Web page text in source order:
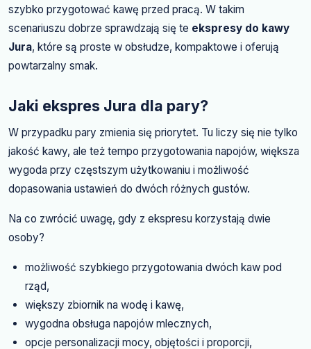
szybko przygotować kawę przed pracą. W takim
scenariuszu dobrze sprawdzają się te ekspresy do kawy
Jura, które są proste w obsłudze, kompaktowe i oferują
powtarzalny smak.
Jaki ekspres Jura dla pary?
W przypadku pary zmienia się priorytet. Tu liczy się nie tylko
jakość kawy, ale też tempo przygotowania napojów, większa
wygoda przy częstszym użytkowaniu i możliwość
dopasowania ustawień do dwóch różnych gustów.
Na co zwrócić uwagę, gdy z ekspresu korzystają dwie
osoby?
możliwość szybkiego przygotowania dwóch kaw pod
rząd,
większy zbiornik na wodę i kawę,
wygodna obsługa napojów mlecznych,
opcje personalizacji mocy, objętości i proporcji,